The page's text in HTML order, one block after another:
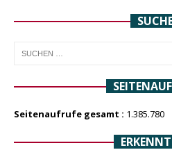
Seitenaufrufe gesamt : 1.385.780